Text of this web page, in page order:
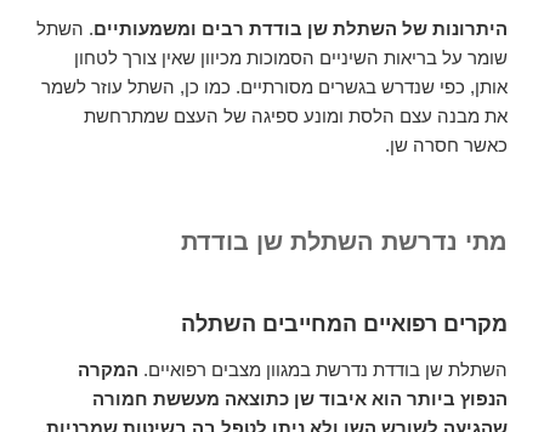
היתרונות של השתלת שן בודדת רבים ומשמעותיים. השתל
שומר על בריאות השיניים הסמוכות מכיוון שאין צורך לטחון
אותן, כפי שנדרש בגשרים מסורתיים. כמו כן, השתל עוזר לשמר
את מבנה עצם הלסת ומונע ספיגה של העצם שמתרחשת
כאשר חסרה שן.
מתי נדרשת השתלת שן בודדת
מקרים רפואיים המחייבים השתלה
השתלת שן בודדת נדרשת במגוון מצבים רפואיים. המקרה
הנפוץ ביותר הוא איבוד שן כתוצאה מעששת חמורה